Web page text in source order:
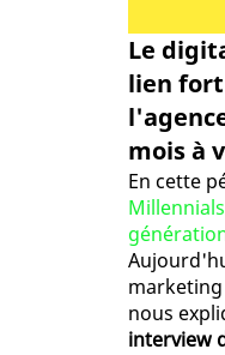
Le
lien fort
mois à
En cette
nous
interview